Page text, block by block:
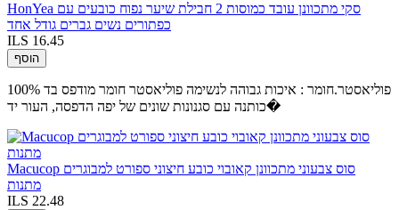
HonYea סקי מתכוונן עובד כמוסות 2 חבילת שיער נפוח כובעים עם
כפתורים נשים גברים גודל אחד
ILS 16.45
הוסף
100% פוליאסטר.חומר : איכות גבוהה לנשימה פוליאסטר חומר מודפס בד
כותנה עם סגנונות שונים של יפה הדפסה, העור יד�
Macucop סוס צבעוני מתכוונן קאובוי כובע חיצוני ספורט למבוגרים
מתנות
ILS 22.48